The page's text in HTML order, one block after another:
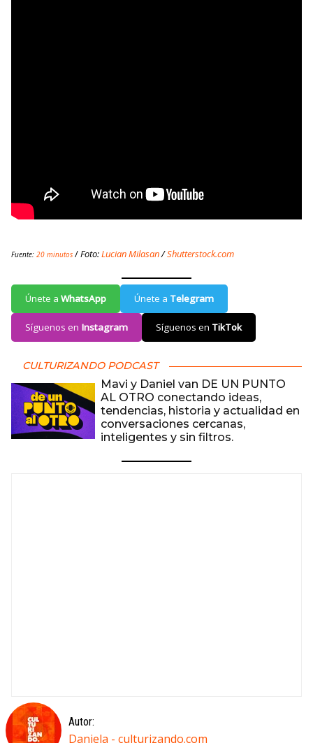
Fuente: 20 minutos /Foto:Lucian Milasan/Shutterstock.com
Únete a WhatsApp Únete a Telegram
Síguenos en Instagram Síguenos en TikTok
CULTURIZANDO PODCAST
Mavi y Daniel van DE UN PUNTO
AL OTRO conectando ideas,
tendencias, historia y actualidad en
conversaciones cercanas,
inteligentes y sin filtros.
Autor:
Daniela - culturizando.com